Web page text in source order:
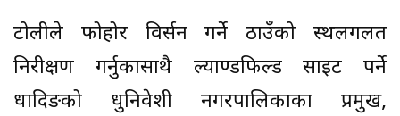
टोलीले फोहोर विर्सन गर्ने ठाउँको स्थलगलत
निरीक्षण गर्नुकासाथै ल्याण्डफिल्ड साइट पर्ने
धादिङको धुनिवेशी नगरपालिकाका प्रमुख,